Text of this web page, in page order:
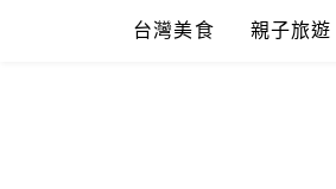
台灣美食 親子旅遊